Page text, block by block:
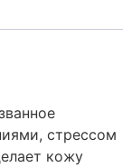
стрессом
кожу